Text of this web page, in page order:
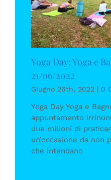
Yoga Day: Yoga e
21/06/2022
Giugno 26th, 2022 | 0
Yoga Day Yoga e
appuntamento
due milioni di
un’occasione da
che intendano